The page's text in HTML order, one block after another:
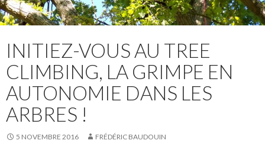
INITIEZ-VOUS AU TREE
CLIMBING, LA GRIMPE EN
AUTONOMIE DANS LES
ARBRES !
5 NOVEMBRE 2016 FRÉDÉRIC BAUDOUIN